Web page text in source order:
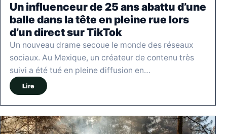
Un influenceur de 25 ans abattu d’une
balle dans la tête en pleine rue lors
d’un direct sur TikTok
Un nouveau drame secoue le monde des réseaux
sociaux. Au Mexique, un créateur de contenu très
suivi a été tué en pleine diffusion en…
Lire